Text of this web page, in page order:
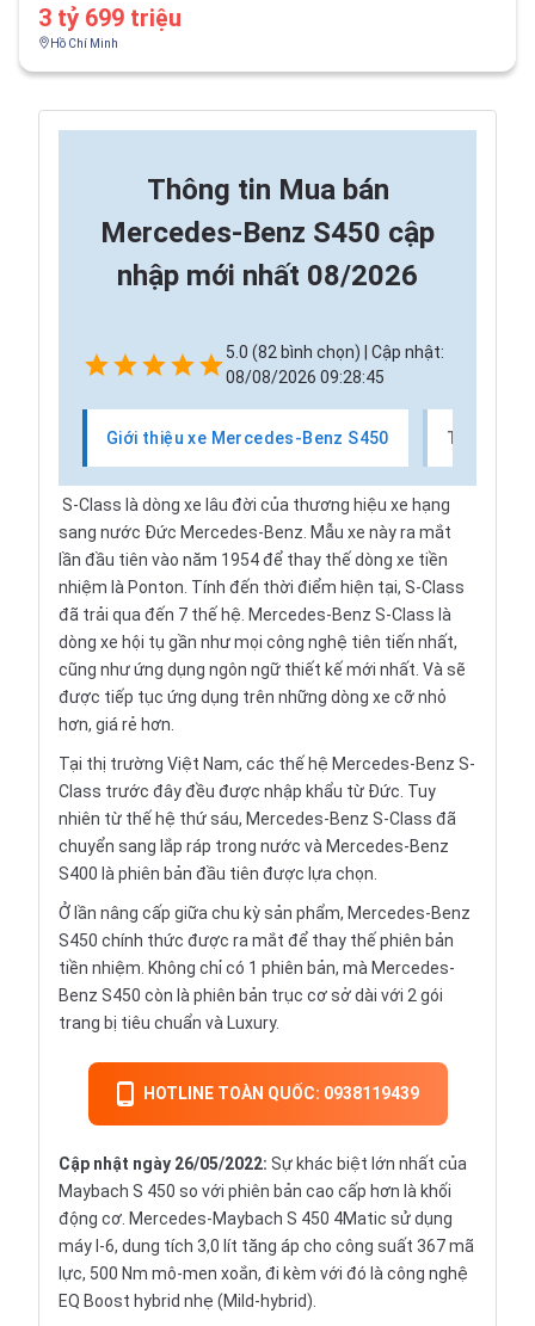
3 tỷ 699 triệu
Hồ Chí Minh
Thông tin Mua bán
Mercedes-Benz S450 cập
nhập mới nhất 08/2026
5.0 (82 bình chọn) | Cập nhật:
08/08/2026 09:28:45
Giới thiệu xe Mercedes-Benz S450 Thị
S-Class là dòng xe lâu đời của thương hiệu xe hạng
sang nước Đức Mercedes-Benz . Mẫu xe này ra mắt
lần đầu tiên vào năm 1954 để thay thế dòng xe tiền
nhiệm là Ponton. Tính đến thời điểm hiện tại, S-Class
đã trải qua đến 7 thế hệ. Mercedes-Benz S-Class là
dòng xe hội tụ gần như mọi công nghệ tiên tiến nhất,
cũng như ứng dụng ngôn ngữ thiết kế mới nhất. Và sẽ
được tiếp tục ứng dụng trên những dòng xe cỡ nhỏ
hơn, giá rẻ hơn.
Tại thị trường Việt Nam, các thế hệ Mercedes-Benz S-
Class trước đây đều được nhập khẩu từ Đức. Tuy
nhiên từ thế hệ thứ sáu, Mercedes-Benz S-Class đã
chuyển sang lắp ráp trong nước và Mercedes-Benz
S400 là phiên bản đầu tiên được lựa chọn.
Ở lần nâng cấp giữa chu kỳ sản phẩm, Mercedes-Benz
S450 chính thức được ra mắt để thay thế phiên bản
tiền nhiệm. Không chỉ có 1 phiên bản, mà Mercedes-
Benz S450 còn là phiên bản trục cơ sở dài với 2 gói
trang bị tiêu chuẩn và Luxury.
HOTLINE TOÀN QUỐC: 0938119439
Cập nhật ngày 26/05/2022: Sự khác biệt lớn nhất của
Maybach S 450 so với phiên bản cao cấp hơn là khối
động cơ. Mercedes-Maybach S 450 4Matic sử dụng
máy I-6, dung tích 3,0 lít tăng áp cho công suất 367 mã
lực, 500 Nm mô-men xoắn, đi kèm với đó là công nghệ
EQ Boost hybrid nhẹ (Mild-hybrid).